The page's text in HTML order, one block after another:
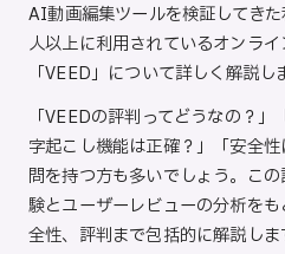
AI動画編集ツールを検証してき
人以上に利用されているオンラ
「VEED」について詳しく解説し
「VEEDの評判ってどうなの？
字起こし機能は正確？」「安全
問を持つ方も多いでしょう。こ
験とユーザーレビューの分析を
全性、評判まで包括的に解説しま